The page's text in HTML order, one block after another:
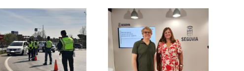
El PSOE propone reducir un
20 % la tasa de basuras para
las viviendas habituales y
hacerla más justa para las
El PSOE de Segovia pide a la
Junta un dispositivo
específico de asesoramiento
para que ningún afectado
por el incendio del Valle del